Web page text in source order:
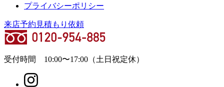
プライバシーポリシー
来店予約 見積もり依頼
受付時間 10:00〜17:00 （土日祝定休）